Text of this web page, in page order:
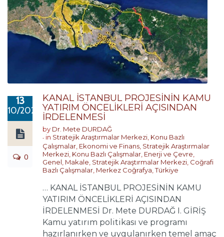
13
10/2020
0
KANAL İSTANBUL PROJESİNİN KAMU
YATIRIM ÖNCELİKLERİ AÇISINDAN
İRDELENMESİ
by Dr. Mete DURDAĞ
in Stratejik Araştırmalar Merkezi Konu Bazlı
Çalışmalar Ekonomi ve Finans Stratejik Araştırmalar
Merkezi Konu Bazlı Çalışmalar Enerji ve Çevre
Genel Makale Stratejik Araştırmalar Merkezi Coğrafi
Bazlı Çalışmalar Merkez Coğrafya ,Türkiye
… KANAL İSTANBUL PROJESİNİN KAMU
YATIRIM ÖNCELİKLERİ AÇISINDAN
İRDELENMESİ Dr. Mete DURDAĞ I. GİRİŞ
Kamu yatırım politikası ve programı
hazırlanırken ve uygulanırken temel amaç